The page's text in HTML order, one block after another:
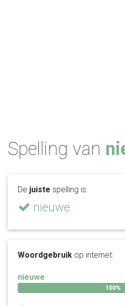
Spelling van
De juiste spelling is:
nieuwe
Woordgebruik op internet:
nieuwe
100%